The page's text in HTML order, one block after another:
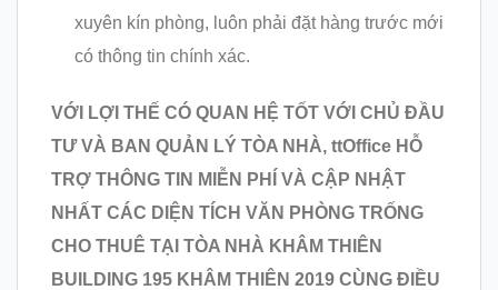
xuyên kín phòng, luôn phải đặt hàng trước mới
có thông tin chính xác.
VỚI LỢI THẾ CÓ QUAN HỆ TỐT VỚI CHỦ ĐẦU
TƯ VÀ BAN QUẢN LÝ TÒA NHÀ, ttOffice HỖ
TRỢ THÔNG TIN MIỄN PHÍ VÀ CẬP NHẬT
NHẤT CÁC DIỆN TÍCH VĂN PHÒNG TRỐNG
CHO THUÊ TẠI TÒA NHÀ KHÂM THIÊN
BUILDING 195 KHÂM THIÊN 2019 CÙNG ĐIỀU